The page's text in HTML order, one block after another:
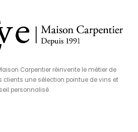
Carpentier réinvente le métier de
clients une sélection pointue de vins et
personnalisé.